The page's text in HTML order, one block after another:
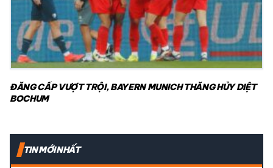
ĐẲNG CẤP VƯỢT TRỘI, BAYERN MUNICH THẮNG HỦY DIỆT
BOCHUM
TIN MỚI NHẤT